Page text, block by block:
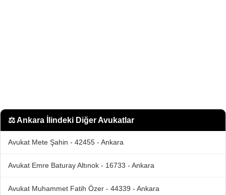
⚖️Ankara İlindeki Diğer Avukatlar
Avukat Mete Şahin - 42455 - Ankara
Avukat Emre Baturay Altınok - 16733 - Ankara
Avukat Muhammet Fatih Özer - 44339 - Ankara